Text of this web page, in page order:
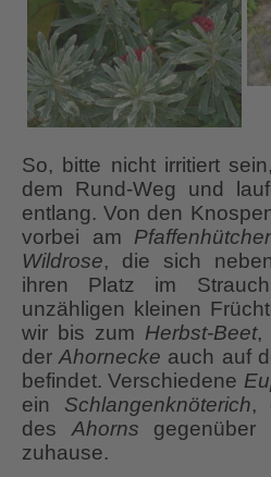
So, bitte nicht irritiert
dem Rund-Weg und
entlang. Von den
vorbei am
Wildrose, die sich
ihren Platz im
unzähligen kleinen
wir bis zum Herbst-Beet,
derAhornecke auch auf
befindet. Verschiedene
ein Schlangenknöterich,
des Ahorns gegenüber
zuhause.